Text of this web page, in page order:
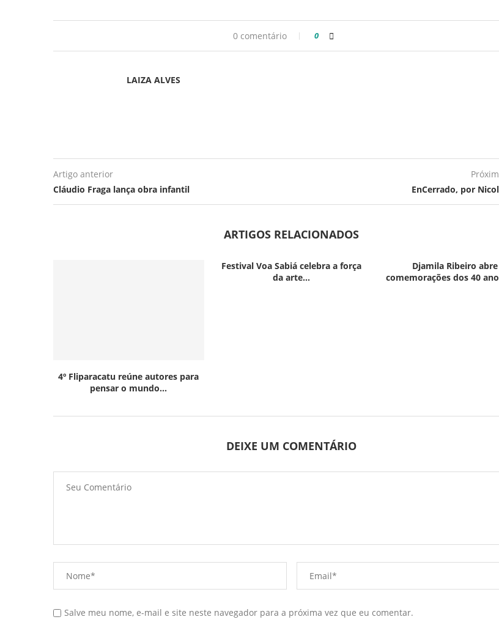
0 comentário 0
LAIZA ALVES
Artigo anterior
Cláudio Fraga lança obra infantil
EnCerrado, por
ARTIGOS RELACIONADOS
4º Fliparacatu reúne autores para
pensar o mundo...
Festival Voa Sabiá celebra a força
da arte...
Djamila Ribeiro abre
comemorações dos 40
DEIXE UM COMENTÁRIO
Salve meu nome, e-mail e site neste navegador para a próxima vez que eu comentar.